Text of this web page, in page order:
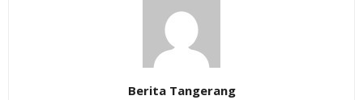
Berita Tangerang